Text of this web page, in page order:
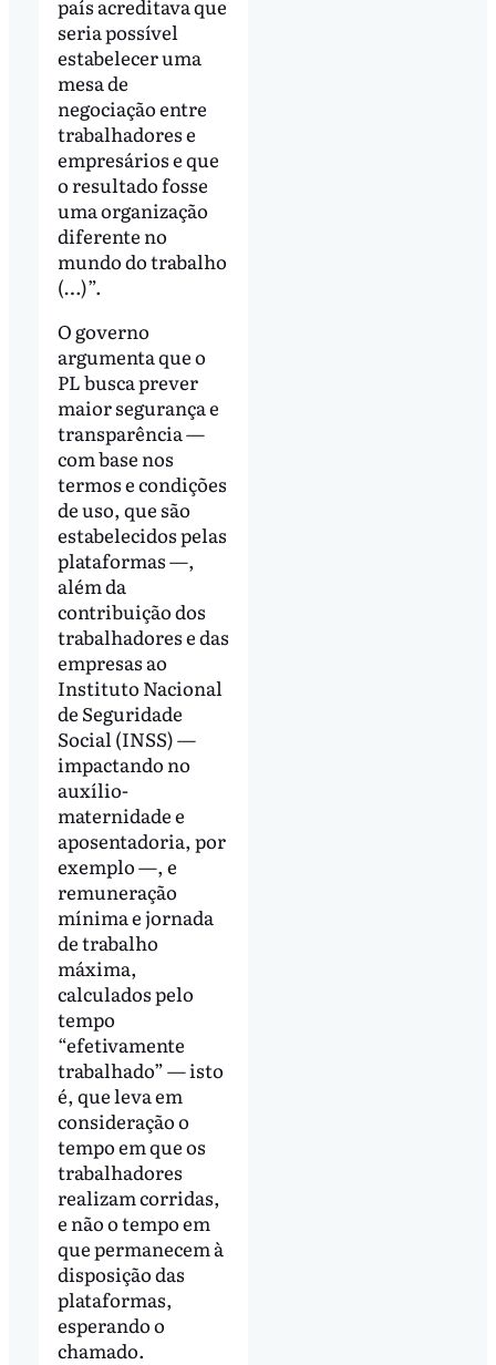
país acreditava que
seria possível
estabelecer uma
mesa de
negociação entre
trabalhadores e
empresários e que
o resultado fosse
uma organização
diferente no
mundo do trabalho
(…)”.
O governo
argumenta que o
PL busca prever
maior segurança e
transparência —
com base nos
termos e condições
de uso, que são
estabelecidos pelas
plataformas —,
além da
contribuição dos
trabalhadores e das
empresas ao
Instituto Nacional
de Seguridade
Social (INSS) —
impactando no
auxílio-
maternidade e
aposentadoria, por
exemplo —, e
remuneração
mínima e jornada
de trabalho
máxima,
calculados pelo
tempo
“efetivamente
trabalhado” — isto
é, que leva em
consideração o
tempo em que os
trabalhadores
realizam corridas,
e não o tempo em
que permanecem à
disposição das
plataformas,
esperando o
chamado.